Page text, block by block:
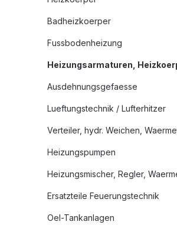
Badheizkoerper
Fussbodenheizung
Heizungsarmaturen,
Ausdehnungsgefaesse
Lueftungstechnik / Lufterhitzer
Verteiler, hydr. Weichen,
Heizungspumpen
Heizungsmischer, Regler,
Ersatzteile Feuerungstechnik
Oel-Tankanlagen